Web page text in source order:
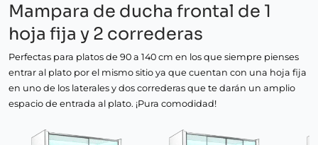
Mampara de ducha frontal de 1
hoja fija y 2 correderas
Perfectas para platos de 90 a 140 cm en los que siempre pienses
entrar al plato por el mismo sitio ya que cuentan con una hoja fija
en uno de los laterales y dos correderas que te darán un amplio
espacio de entrada al plato. ¡Pura comodidad!